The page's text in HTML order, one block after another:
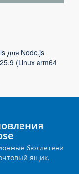
для Node.js
(Linux arm64
бюллетени
ящик.